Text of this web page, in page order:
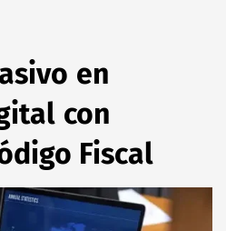
en
con
Fiscal